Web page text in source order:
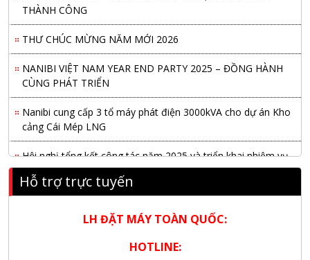
THÀNH CÔNG
THƯ CHÚC MỪNG NĂM MỚI 2026
NANIBI VIỆT NAM YEAR END PARTY 2025 – ĐỒNG HÀNH
CÙNG PHÁT TRIỂN
Nanibi cung cấp 3 tổ máy phát điện 3000kVA cho dự án Kho
cảng Cái Mép LNG
Hội nghị tổng kết công tác năm 2025 và triển khai nhiệm vụ
năm 2026 do chi hội tàu du lịch Hạ Long
NANIBI khai trương văn phòng Ninh Bình & kỷ niệm 15 năm
phát triển bền vững
Tập đoàn Công nghiệp nặng Sơn Đông tổ chức Hội nghị đối
Hỗ trợ trực tuyến
LH ĐẶT MÁY TOÀN QUỐC:
HOTLINE: